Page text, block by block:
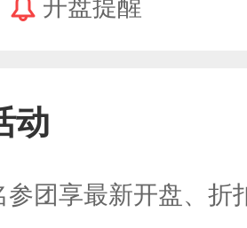
开盘提醒
动
参团享最新开盘、折